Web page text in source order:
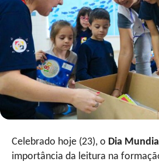
Celebrado hoje (23), o Dia
importância da leitura na